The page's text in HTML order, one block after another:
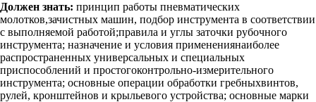
Должен знать: принцип работы пневматических
молотков,зачистных машин, подбор инструмента в соответствии
с выполняемой работой;правила и углы заточки рубочного
инструмента; назначение и условия применениянаиболее
распространенных универсальных и специальных
приспособлений и простогоконтрольно-измерительного
инструмента; основные операции обработки гребныхвинтов,
рулей, кронштейнов и крыльевого устройства; основные марки